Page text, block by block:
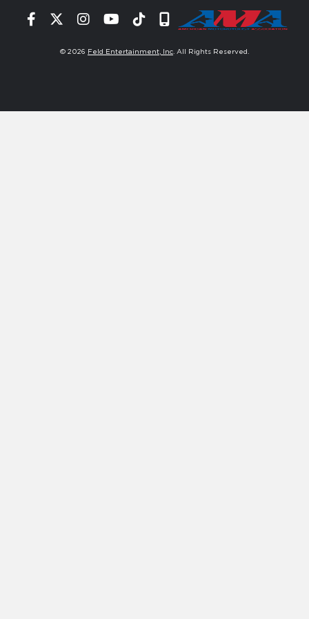
Facebook
TwitterInstagram
YouTube
TiktokSignup
© 2026 Feld Entertainment, Inc. All Rights Reserved.